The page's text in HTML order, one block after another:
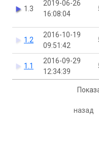
1.3
2019-06-26
16:08:04
1.2
2016-10-19
09:51:42
1.1
2016-09-29
12:34:39
назад